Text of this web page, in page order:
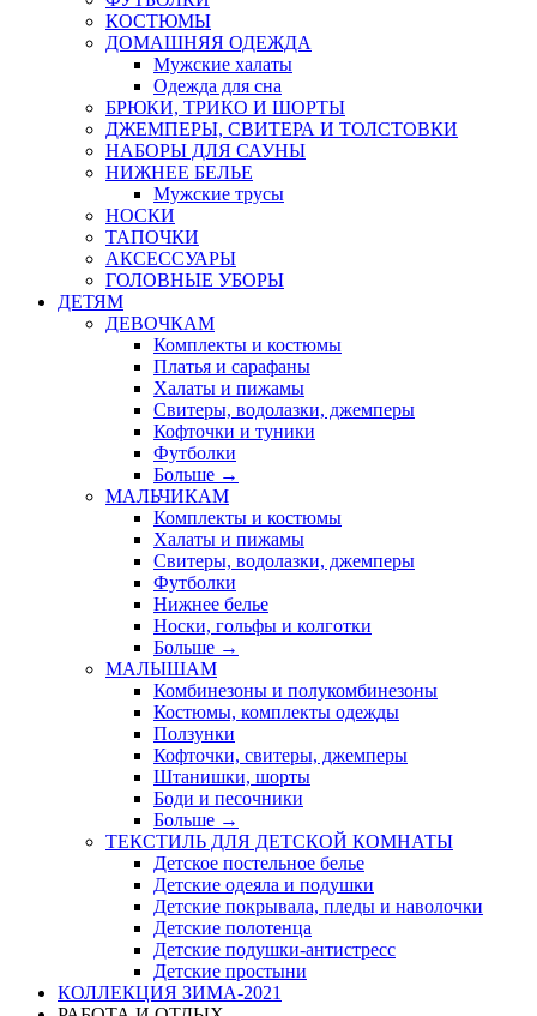
КОСТЮМЫ
ДОМАШНЯЯ ОДЕЖДА
Мужские халаты
Одежда для сна
БРЮКИ, ТРИКО И ШОРТЫ
ДЖЕМПЕРЫ, СВИТЕРА И ТОЛСТОВКИ
НАБОРЫ ДЛЯ САУНЫ
НИЖНЕЕ БЕЛЬЕ
Мужские трусы
НОСКИ
ТАПОЧКИ
АКСЕССУАРЫ
ГОЛОВНЫЕ УБОРЫ
ДЕТЯМ
ДЕВОЧКАМ
Комплекты и костюмы
Платья и сарафаны
Халаты и пижамы
Свитеры, водолазки, джемперы
Кофточки и туники
Футболки
Больше →
МАЛЬЧИКАМ
Комплекты и костюмы
Халаты и пижамы
Свитеры, водолазки, джемперы
Футболки
Нижнее белье
Носки, гольфы и колготки
Больше →
МАЛЫШАМ
Комбинезоны и полукомбинезоны
Костюмы, комплекты одежды
Ползунки
Кофточки, свитеры, джемперы
Штанишки, шорты
Боди и песочники
Больше →
ТЕКСТИЛЬ ДЛЯ ДЕТСКОЙ КОМНАТЫ
Детское постельное белье
Детские одеяла и подушки
Детские покрывала, пледы и наволочки
Детские полотенца
Детские подушки-антистресс
Детские простыни
КОЛЛЕКЦИЯ ЗИМА-2021